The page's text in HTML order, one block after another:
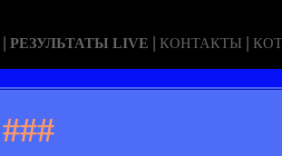
| РЕЗУЛЬТАТЫ LIVE | КОНТАКТЫ |
###